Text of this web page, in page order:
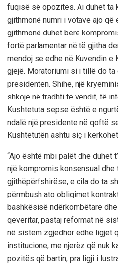
fuqisë së opozitës. Ai duhet ta
gjithmonë numri i votave ajo që
gjithmonë duhet bërë
fortë parlamentar në të gjitha
mendoj se edhe në Kuvendin
gjejë. Moratoriumi si i tillë do
presidenten. Shihe, një
shkojë në tradhti të vendit, të
Kushtetuta sepse është e
ndalë një presidente në qoftë
Kushtetutën ashtu siç i
“Ajo është mbi palët dhe duhet
një kompromis konsensual
gjithëpërfshirëse, e cila do ta
përmbush ato obligimet
bashkësisë ndërkombëtare
qeveritar, pastaj reformat në
në sistem zgjedhor edhe ligjet
institucione, me njerëz që nuk
pozitës që bartin, pra ligji i